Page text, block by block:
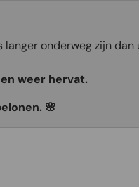
onderweg zijn dan
weer hervat.
🌸